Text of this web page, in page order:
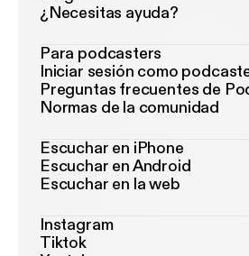
¿Necesitas ayuda?
Para podcasters
Iniciar sesión como
Preguntas frecuentes de
Normas de la comunidad
Escuchar en iPhone
Escuchar en Android
Escuchar en la web
Instagram
Tiktok